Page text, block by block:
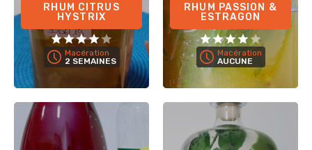
RHUM CITRUS
HYSTRIX
Macération
2 SEMAINES
RHUM PASSION &
ESTRAGON
Macération
AUCUNE